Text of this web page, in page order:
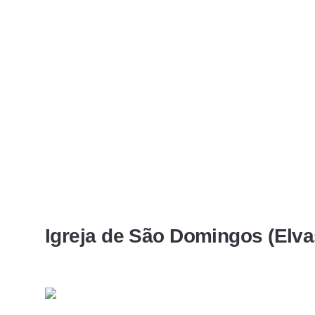
Igreja de São Domingos